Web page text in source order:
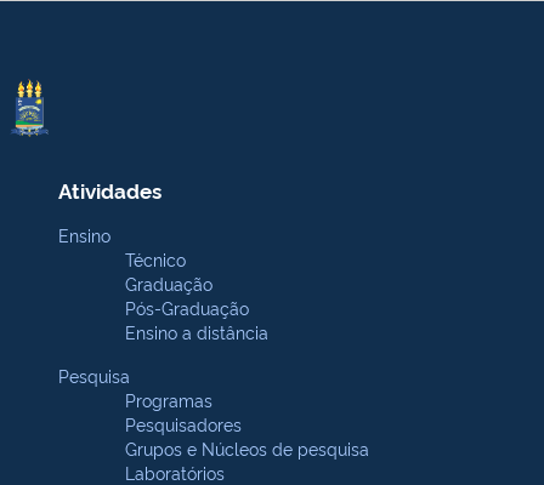
Atividades
Ensino
Técnico
Graduação
Pós-Graduação
Ensino a distância
Pesquisa
Programas
Pesquisadores
Grupos e Núcleos de pesquisa
Laboratórios